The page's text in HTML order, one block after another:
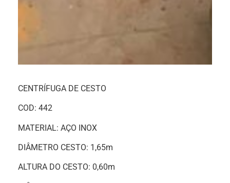
CENTRÍFUGA DE CESTO
COD: 442
MATERIAL: AÇO INOX
DIÂMETRO CESTO: 1,65m
ALTURA DO CESTO: 0,60m